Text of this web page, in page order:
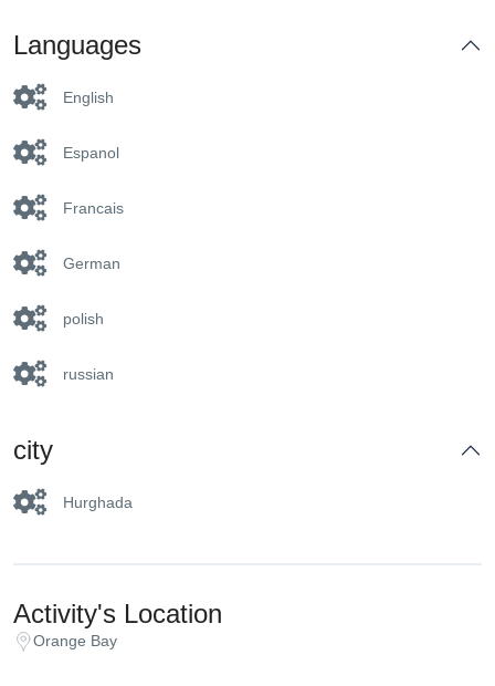
Languages
English
Espanol
Francais
German
polish
russian
city
Hurghada
Activity's Location
Orange Bay